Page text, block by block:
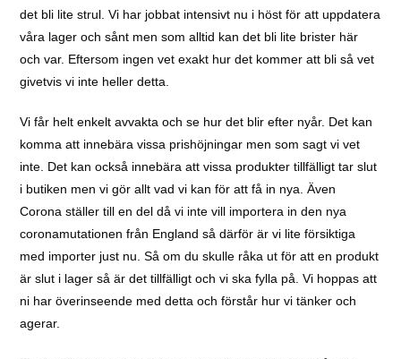
det bli lite strul. Vi har jobbat intensivt nu i höst för att uppdatera
våra lager och sånt men som alltid kan det bli lite brister här
och var. Eftersom ingen vet exakt hur det kommer att bli så vet
givetvis vi inte heller detta.
Vi får helt enkelt avvakta och se hur det blir efter nyår. Det kan
komma att innebära vissa prishöjningar men som sagt vi vet
inte. Det kan också innebära att vissa produkter tillfälligt tar slut
i butiken men vi gör allt vad vi kan för att få in nya. Även
Corona ställer till en del då vi inte vill importera in den nya
coronamutationen från England så därför är vi lite försiktiga
med importer just nu. Så om du skulle råka ut för att en produkt
är slut i lager så är det tillfälligt och vi ska fylla på. Vi hoppas att
ni har överinseende med detta och förstår hur vi tänker och
agerar.